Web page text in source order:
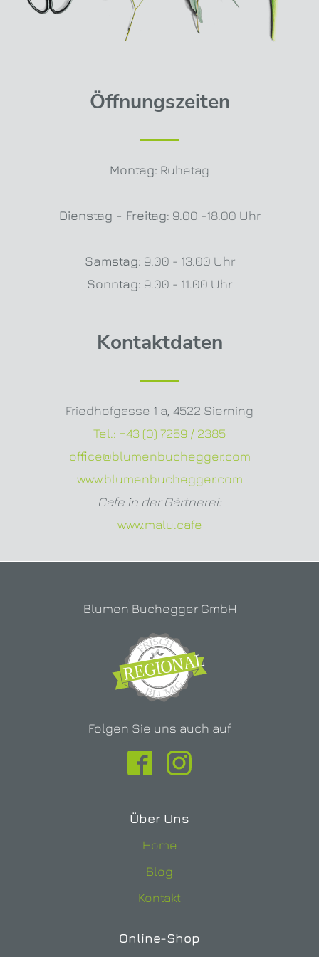
Öffnungszeiten
Montag: Ruhetag
Dienstag - Freitag: 9.00 -18.00 Uhr
Samstag: 9.00 - 13.00 Uhr
Sonntag: 9.00 - 11.00 Uhr
Kontaktdaten
Friedhofgasse 1 a, 4522 Sierning
Tel.: +43 (0) 7259 / 2385
office@blumenbuchegger.com
www.blumenbuchegger.com
Cafe in der Gärtnerei:
www.malu.cafe
Blumen Buchegger GmbH
Folgen Sie uns auch auf
Über Uns
Home
Blog
Kontakt
Online-Shop